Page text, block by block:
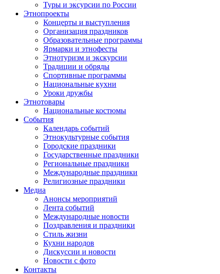
Туры и эксурсии по России
Этнопроекты
Концерты и выступления
Организация праздников
Образовательные программы
Ярмарки и этнофесты
Этнотуризм и экскурсии
Традиции и обряды
Спортивные программы
Национальные кухни
Уроки дружбы
Этнотовары
Национальные костюмы
События
Календарь событий
Этнокультурные события
Городские праздники
Государственные праздники
Региональные праздники
Международные праздники
Религиозные праздники
Медиа
Анонсы мероприятий
Лента событий
Международные новости
Поздравления и праздники
Cтиль жизни
Кухни народов
Дискуссии и новости
Новости с фото
Контакты